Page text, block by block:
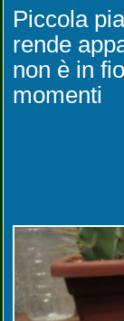
Piccola
rende
non è in
momenti